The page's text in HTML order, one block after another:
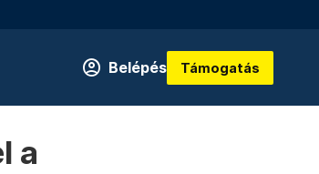
Belépés Támogatás
a